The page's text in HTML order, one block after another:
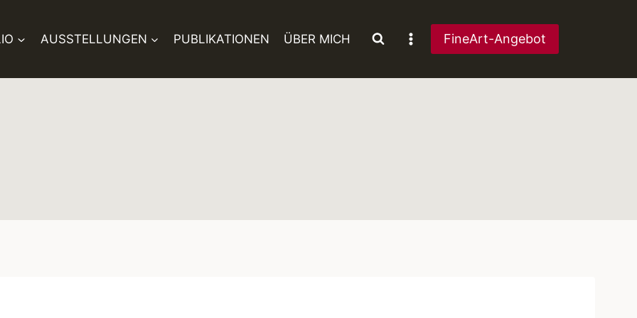
AUSSTELLUNGEN PUBLIKATIONEN ÜBER MICH FineArt-Angebot